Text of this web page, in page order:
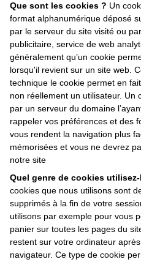
Que sont les cookies ? Un
format alphanumérique déposé
par le serveur du site visité ou
publicitaire, service de web
généralement qu’un cookie
lorsqu'il revient sur un site web.
technique le cookie permet en
non réellement un utilisateur. Un
par un serveur du domaine
rappeler vos préférences et des
vous rendent la navigation plus
mémorisées et vous ne devrez
notre site
Quel genre de cookies utilisez-
cookies que nous utilisons sont
supprimés à la fin de votre
utilisons par exemple pour vous
panier sur toutes les pages du
restent sur votre ordinateur
navigateur. Ce type de cookie